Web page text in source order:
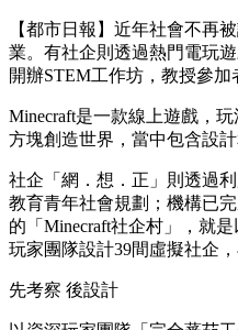
【都市日報】近年社會不再
業。有社企則透過熱門電玩
開辦STEM工作坊，教授參加
Minecraft是一款線上遊戲，
方塊創造世界，當中包含設計
社企「網．想．正」則透過
教育青年社會規劃；機構已
的「Minecraft社企村」，就
玩家團隊設計39間虛擬社企
先考察 後設計